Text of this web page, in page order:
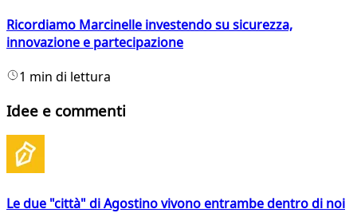
Ricordiamo Marcinelle investendo su sicurezza,
innovazione e partecipazione
1 min di lettura
Idee e commenti
Le due "città" di Agostino vivono entrambe dentro di noi